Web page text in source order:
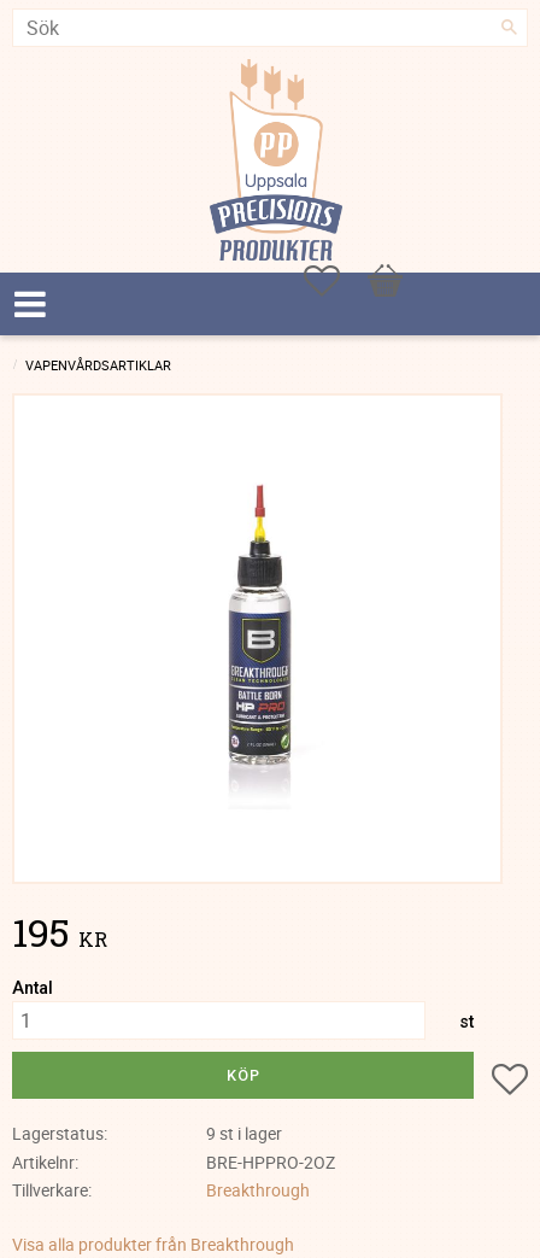
FavoriterKundvagn
VAPENVÅRDSARTIKLAR
195 KR
Antal
st
KÖP
Lagerstatus
9 st i lager
Artikelnr
BRE-HPPRO-2OZ
Tillverkare
Breakthrough
Visa alla produkter från Breakthrough